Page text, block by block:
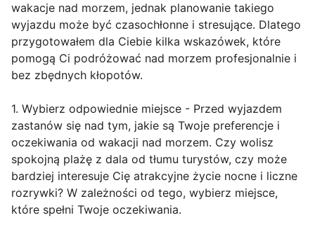
wakacje nad morzem, jednak planowanie takiego
wyjazdu może być czasochłonne i stresujące. Dlatego
przygotowałem dla Ciebie kilka wskazówek, które
pomogą Ci podróżować nad morzem profesjonalnie i
bez zbędnych kłopotów.
1. Wybierz odpowiednie miejsce - Przed wyjazdem
zastanów się nad tym, jakie są Twoje preferencje i
oczekiwania od wakacji nad morzem. Czy wolisz
spokojną plażę z dala od tłumu turystów, czy może
bardziej interesuje Cię atrakcyjne życie nocne i liczne
rozrywki? W zależności od tego, wybierz miejsce,
które spełni Twoje oczekiwania.